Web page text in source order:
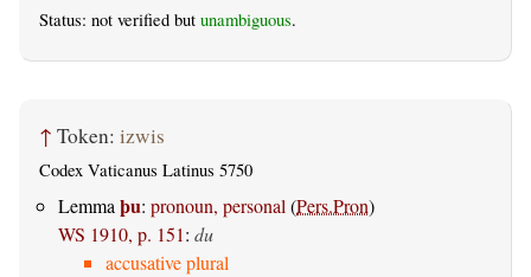
Status: not verified but unambiguous.
↑ Token: izwis
Codex Vaticanus Latinus 5750
Lemmaþu: pronoun, personal(Pers.Pron)
WS 1910, p. 151: du
accusative plural